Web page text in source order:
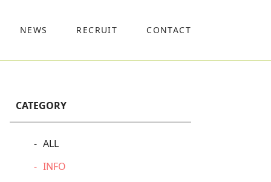
NEWS RECRUIT CONTACT
CATEGORY
ALL
INFO